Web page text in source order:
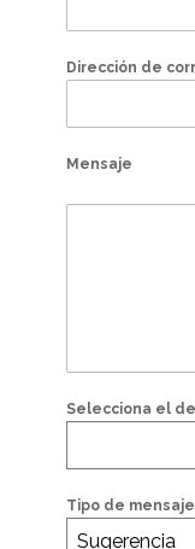
Dirección de
Mensaje
Selecciona el
Tipo de mensaje
Sugerencia